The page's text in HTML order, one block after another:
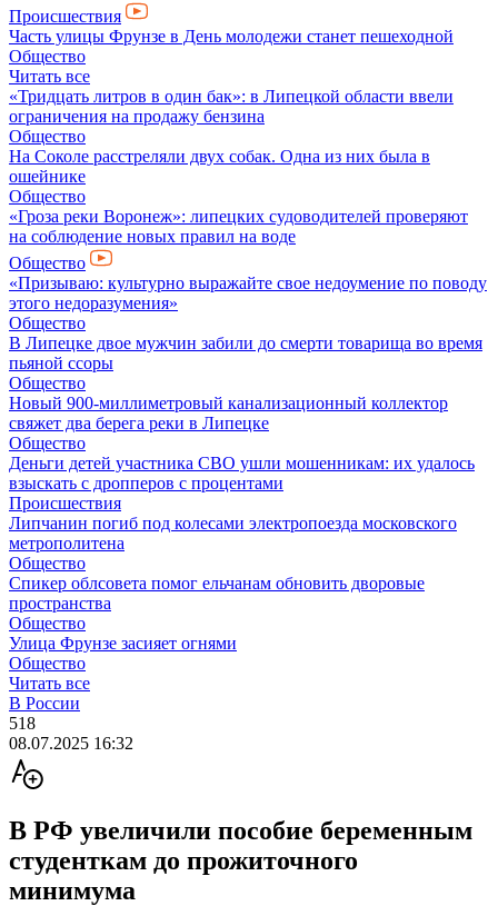
Происшествия
Часть улицы Фрунзе в День молодежи станет пешеходной
Общество
Читать все
«Тридцать литров в один бак»: в Липецкой области ввели
ограничения на продажу бензина
Общество
На Соколе расстреляли двух собак. Одна из них была в
ошейнике
Общество
«Гроза реки Воронеж»: липецких судоводителей проверяют
на соблюдение новых правил на воде
Общество
«Призываю: культурно выражайте свое недоумение по поводу
этого недоразумения»
Общество
В Липецке двое мужчин забили до смерти товарища во время
пьяной ссоры
Общество
Новый 900-миллиметровый канализационный коллектор
свяжет два берега реки в Липецке
Общество
Деньги детей участника СВО ушли мошенникам: их удалось
взыскать с дропперов с процентами
Происшествия
Липчанин погиб под колесами электропоезда московского
метрополитена
Общество
Спикер облсовета помог ельчанам обновить дворовые
пространства
Общество
Улица Фрунзе засияет огнями
Общество
Читать все
В России
518
08.07.2025 16:32
В РФ увеличили пособие беременным
студенткам до прожиточного
минимума